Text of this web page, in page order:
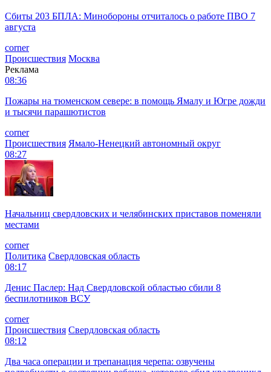
Сбиты 203 БПЛА: Минобороны отчиталось о работе ПВО 7
августа
corner
Происшествия Москва
Реклама
08:36
Пожары на тюменском севере: в помощь Ямалу и Югре дожди
и тысячи парашютистов
corner
Происшествия Ямало-Ненецкий автономный округ
08:27
Начальниц свердловских и челябинских приставов поменяли
местами
corner
Политика Свердловская область
08:17
Денис Паслер: Над Свердловской областью сбили 8
беспилотников ВСУ
corner
Происшествия Свердловская область
08:12
Два часа операции и трепанация черепа: озвучены